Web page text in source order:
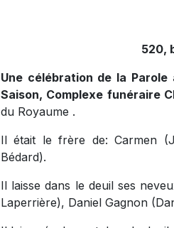
520,
Une célébration de la
Saison, Complexe funéraire
du Royaume .
Il était le frère de: Carmen
Bédard).
Il laisse dans le deuil ses
Laperrière), Daniel Gagnon